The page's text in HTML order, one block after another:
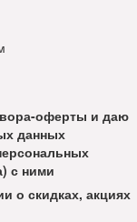
оферты и даю
данных
с ними
о скидках, акциях